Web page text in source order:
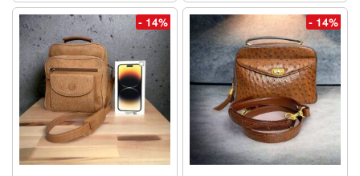
- 14% - 14%